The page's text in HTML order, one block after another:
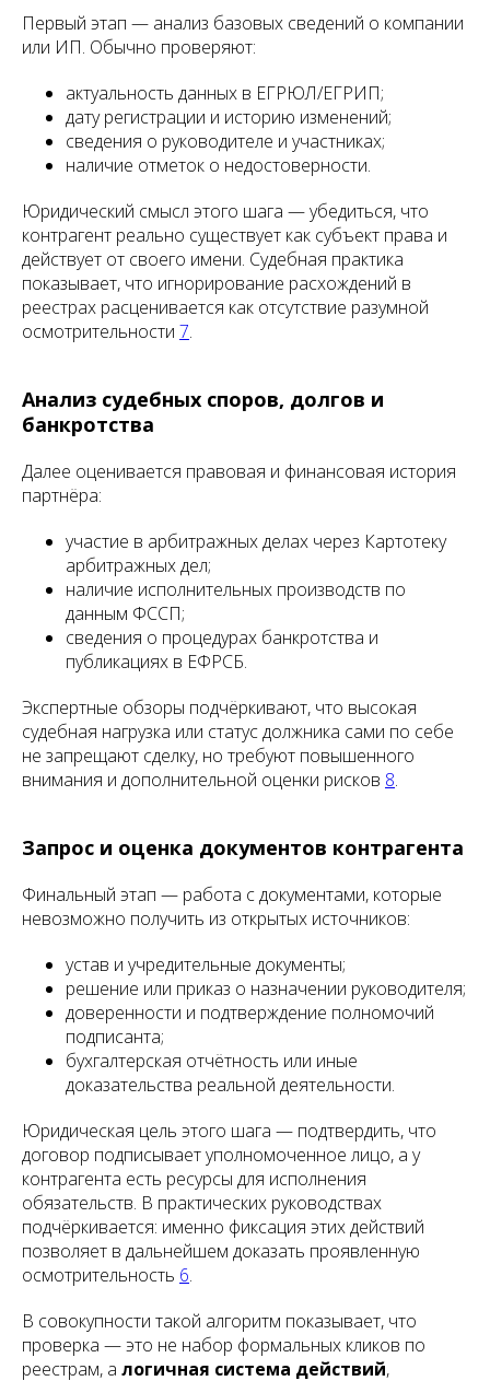
Первый этап — анализ базовых сведений о компании
или ИП. Обычно проверяют:
актуальность данных в ЕГРЮЛ/ЕГРИП;
дату регистрации и историю изменений;
сведения о руководителе и участниках;
наличие отметок о недостоверности.
Юридический смысл этого шага — убедиться, что
контрагент реально существует как субъект права и
действует от своего имени. Судебная практика
показывает, что игнорирование расхождений в
реестрах расценивается как отсутствие разумной
осмотрительности 7.
Анализ судебных споров, долгов и
банкротства
Далее оценивается правовая и финансовая история
партнёра:
участие в арбитражных делах через Картотеку
арбитражных дел;
наличие исполнительных производств по
данным ФССП;
сведения о процедурах банкротства и
публикациях в ЕФРСБ.
Экспертные обзоры подчёркивают, что высокая
судебная нагрузка или статус должника сами по себе
не запрещают сделку, но требуют повышенного
внимания и дополнительной оценки рисков 8.
Запрос и оценка документов контрагента
Финальный этап — работа с документами, которые
невозможно получить из открытых источников:
устав и учредительные документы;
решение или приказ о назначении руководителя;
доверенности и подтверждение полномочий
подписанта;
бухгалтерская отчётность или иные
доказательства реальной деятельности.
Юридическая цель этого шага — подтвердить, что
договор подписывает уполномоченное лицо, а у
контрагента есть ресурсы для исполнения
обязательств. В практических руководствах
подчёркивается: именно фиксация этих действий
позволяет в дальнейшем доказать проявленную
осмотрительность 6.
В совокупности такой алгоритм показывает, что
проверка — это не набор формальных кликов по
реестрам, а логичная система действий,